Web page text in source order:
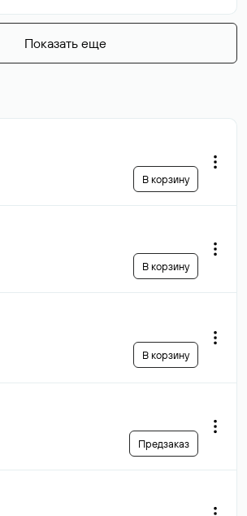
Показать еще
В корзину
В корзину
В корзину
Предзаказ